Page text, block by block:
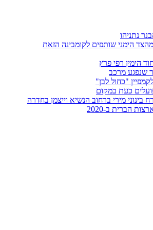
נתניהו
הימני שותפים לקומבינה הזאת
הימין רפי פרץ
שנפגע מרכב
"כחול לבן"
הברית ב-2020